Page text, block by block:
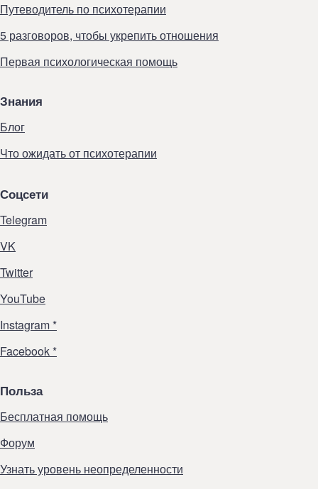
Путеводитель по психотерапии
5 разговоров, чтобы укрепить отношения
Первая психологическая помощь
Знания
Блог
Что ожидать от психотерапии
Соцсети
Telegram
VK
Twitter
YouTube
Instagram *
Facebook *
Польза
Бесплатная помощь
Форум
Узнать уровень неопределенности